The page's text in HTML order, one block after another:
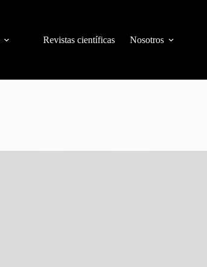
Revistas científicas Nosotros